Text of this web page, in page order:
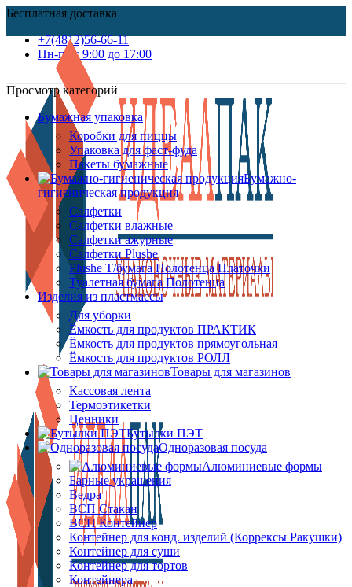
Бесплатная доставка
+7(4812)56-66-11
Пн-пт c 9:00 до 17:00
Просмотр категорий
Бумажная упаковка
Коробки для пиццы
Упаковка для фаст-фуда
Пакеты бумажные
Бумажно-
гигиеническая продукция
Салфетки
Салфетки влажные
Салфетки ажурные
Салфетки Plushe
Plushe Т/бумага Полотенца Платочки
Туалетная бумага Полотенца
Изделия из пластмассы
Для уборки
Ёмкость для продуктов ПРАКТИК
Ёмкость для продуктов прямоугольная
Ёмкость для продуктов РОЛЛ
Товары для магазинов
Кассовая лента
Термоэтикетки
Ценники
Бутылки ПЭТ
Одноразовая посуда
Алюминиевые формы
Барные украшения
Ведра
ВСП Стакан
ВСП Контейнер
Контейнер для конд. изделий (Коррексы Ракушки)
Контейнер для суши
Контейнер для тортов
Контейнера